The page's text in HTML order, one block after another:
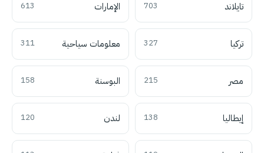
تايلاند 703 الإمارات 613
تركيا 327 معلومات سياحية 311
مصر 215 البوسنة 158
إيطاليا 138 لندن 120